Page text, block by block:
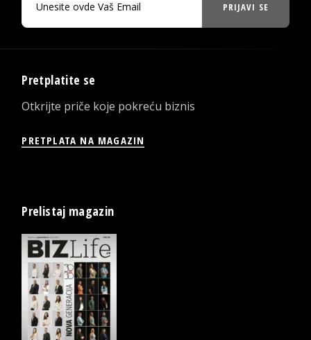
PRIJAVI SE
Pretplatite se
Otkrijte priče koje pokreću biznis
PRETPLATA NA MAGAZIN
Prelistaj magazin